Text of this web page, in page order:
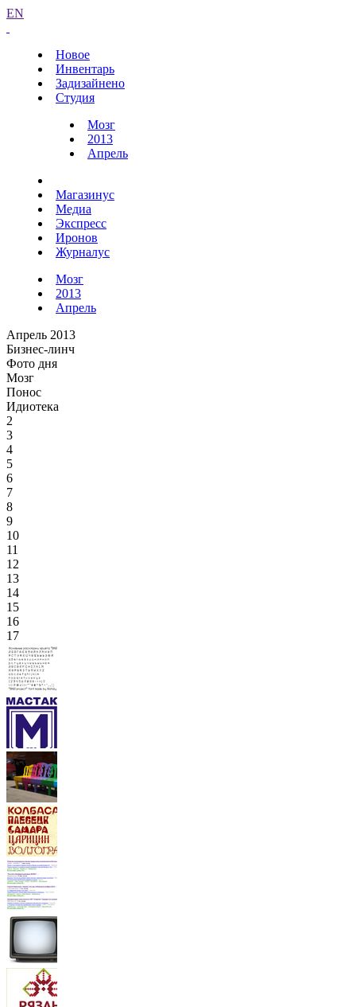
EN
Новое
Инвентарь
Задизайнено
Студия
Мозг
2013
Апрель
Магазинус
Медиа
Экспресс
Иронов
Журналус
Мозг
2013
Апрель
Апрель 2013
Бизнес-линч
Фото дня
Мозг
Понос
Идиотека
2
3
4
5
6
7
8
9
10
11
12
13
14
15
16
17